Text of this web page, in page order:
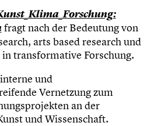
fragt nach der Bedeutung von
arts based research und
transformative Forschung.
und
Vernetzung zum
an der
und Wissenschaft.